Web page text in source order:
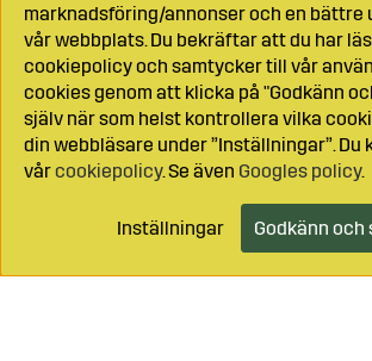
Lägg i kundvagnen
marknadsföring/annonser och en bättre
vår webbplats. Du bekräftar att du har
cookiepolicy och samtycker till vår
cookies genom att klicka på "Godkänn
själv när som helst kontrollera vilka
din webbläsare under ”Inställningar”. Du
vårcookiepolicy. Se även Googles policy.
Inställningar Godkänn och